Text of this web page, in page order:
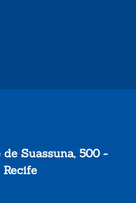
Suassuna, 500 -